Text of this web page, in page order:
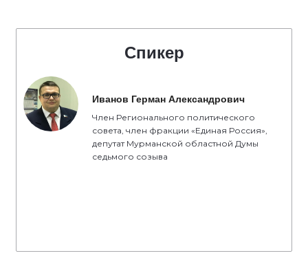
Спикер
Иванов Герман Александрович
Член Регионального политического
совета, член фракции «Единая Россия»,
депутат Мурманской областной Думы
седьмого созыва